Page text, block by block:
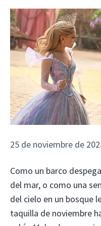
25 de noviembre de
Como un barco
del mar, o como una
del cielo en un bosque
taquilla de noviembre